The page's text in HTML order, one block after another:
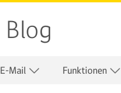
Blog
E-Mail Funktionen